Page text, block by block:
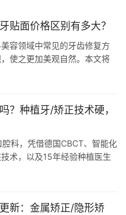
贴面价格区别有多大？
容领域中常见的牙齿修复方
使之更加美观自然。本文将
？种植牙/矫正技术硬，
科，凭借德国CBCT、智能化
术，以及15年经验种植医生
新：金属矫正/隐形矫